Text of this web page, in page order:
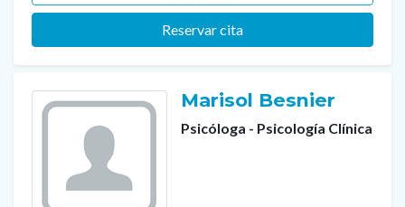
Reservar cita
Marisol Besnier
Psicóloga - Psicología Clínica